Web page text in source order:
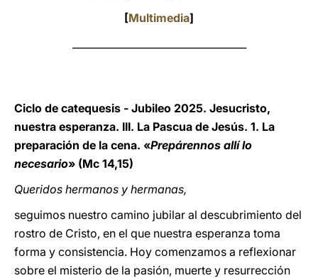
[Multimedia]
Ciclo de catequesis - Jubileo 2025. Jesucristo,
nuestra esperanza. III. La Pascua de Jesús. 1. La
preparación de la cena. «Prepárennos allí lo
necesario» (Mc 14,15)
Queridos hermanos y hermanas,
seguimos nuestro camino jubilar al descubrimiento del
rostro de Cristo, en el que nuestra esperanza toma
forma y consistencia. Hoy comenzamos a reflexionar
sobre el misterio de la pasión, muerte y resurrección